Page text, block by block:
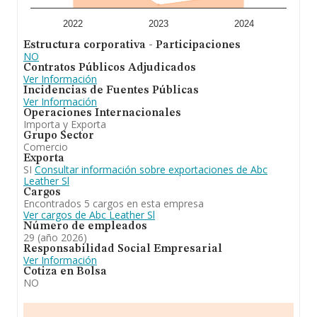
En conclusión, la actividad deAbc Leather S.Les la
mayor de productos químicos en polvo y líquido para
cualquier industria. Se ha posicionado más abajo en el
ranking de provincia frente al 2023.
2022 2023 2024
Estructura corporativa - Participaciones
NO
Contratos Públicos Adjudicados
Ver Información
Incidencias de Fuentes Públicas
Ver Información
Operaciones Internacionales
Importa y Exporta
Grupo Sector
Comercio
Exporta
SI Consultar información sobre exportaciones de Abc
Leather Sl
Cargos
Encontrados 5 cargos en esta empresa
Ver cargos de Abc Leather Sl
Número de empleados
29 (año 2026)
Responsabilidad Social Empresarial
Ver Información
Cotiza en Bolsa
NO